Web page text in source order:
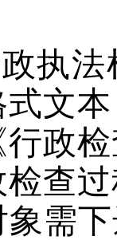
执
文
政
查
需